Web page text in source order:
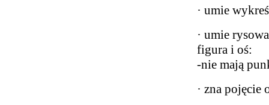
· umie
· umie
figura i oś:
-nie mają
· zna